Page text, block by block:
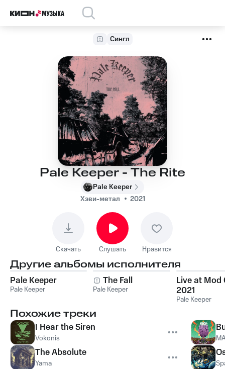
Сингл
Pale Keeper - The Rite
Pale Keeper
Хэви-метал
2021
Скачать Слушать Нравится
Другие альбомы исполнителя
Pale Keeper
Pale Keeper
The Fall
Pale Keeper
Live at Mod
2021
Pale Keeper
Похожие треки
I Hear the Siren
Vokonis
The Absolute
Yama